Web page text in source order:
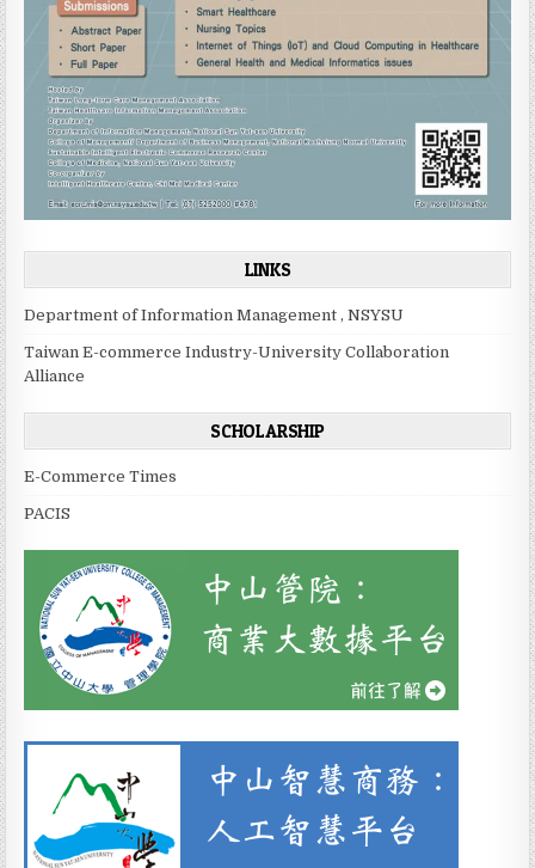
LINKS
Department of Information Management , NSYSU
Taiwan E-commerce Industry-University Collaboration
Alliance
SCHOLARSHIP
E-Commerce Times
PACIS